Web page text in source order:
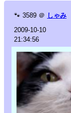
🐾 3589 ＠ しゃみ
2009-10-10
21:34:56